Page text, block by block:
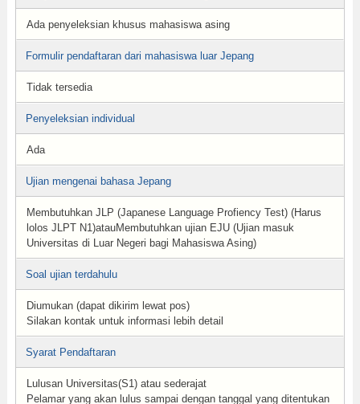
Ada penyeleksian khusus mahasiswa asing
Formulir pendaftaran dari mahasiswa luar Jepang
Tidak tersedia
Penyeleksian individual
Ada
Ujian mengenai bahasa Jepang
Membutuhkan JLP (Japanese Language Profiency Test) (Harus
lolos JLPT N1)atauMembutuhkan ujian EJU (Ujian masuk
Universitas di Luar Negeri bagi Mahasiswa Asing)
Soal ujian terdahulu
Diumukan (dapat dikirim lewat pos)
Silakan kontak untuk informasi lebih detail
Syarat Pendaftaran
Lulusan Universitas(S1) atau sederajat
Pelamar yang akan lulus sampai dengan tanggal yang ditentukan